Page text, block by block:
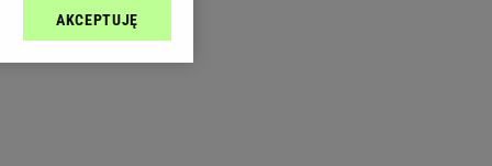
sp. z o.o., jej
AKCEPTUJĘ